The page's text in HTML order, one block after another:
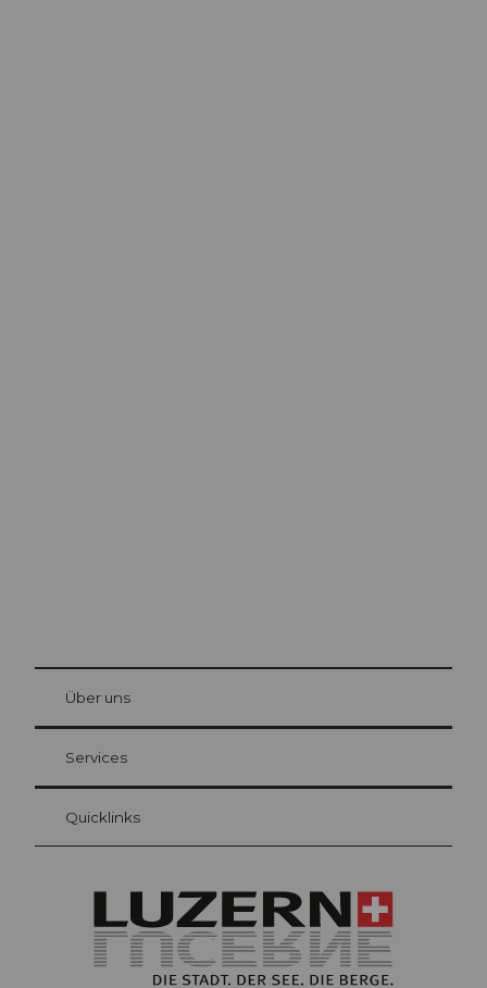
Gästekarte Luzern
Ihre Vorteile als Übernachtungsgast
at Bre
Über uns
Services
Quicklinks